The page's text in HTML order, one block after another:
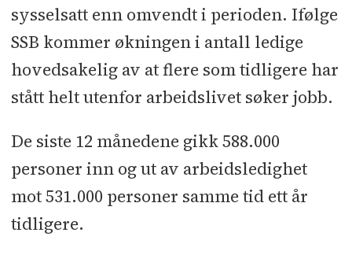
sysselsatt enn omvendt i perioden. Ifølge
SSB kommer økningen i antall ledige
hovedsakelig av at flere som tidligere har
stått helt utenfor arbeidslivet søker jobb.
De siste 12 månedene gikk 588.000
personer inn og ut av arbeidsledighet
mot 531.000 personer samme tid ett år
tidligere.